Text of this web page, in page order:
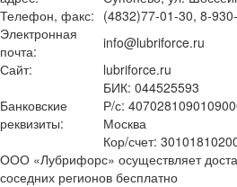
Телефон, факс: (4832)77-01-30, 8-
Электронная
почта:
info@lubriforce.ru
Сайт:
lubriforce.ru
Банковские
реквизиты:
БИК: 044525593
Р/с:
Москва
Кор/счет:
ООО «Лубрифорс» осуществляет
соседних регионов бесплатно